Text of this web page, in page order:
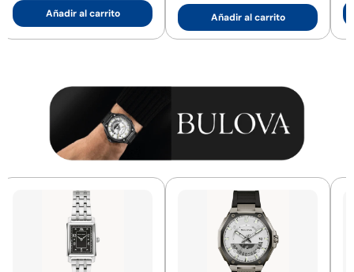
Añadir al carrito Añadir al carrito